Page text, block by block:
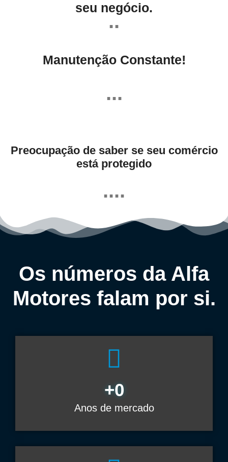
seu negócio.
..
Manutenção Constante!
...
Preocupação de saber se seu comércio
está protegido
....
Os números da Alfa
Motores falam por si.
Anos de mercado
+0